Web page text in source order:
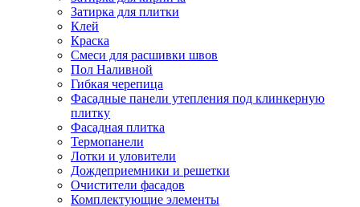
Затирка для плитки
Клей
Краска
Смеси для расшивки швов
Пол Наливной
Гибкая черепица
Фасадные панели утепления под клинкерную
плитку
Фасадная плитка
Термопанели
Лотки и уловители
Дождеприемники и решетки
Очистители фасадов
Комплектующие элементы